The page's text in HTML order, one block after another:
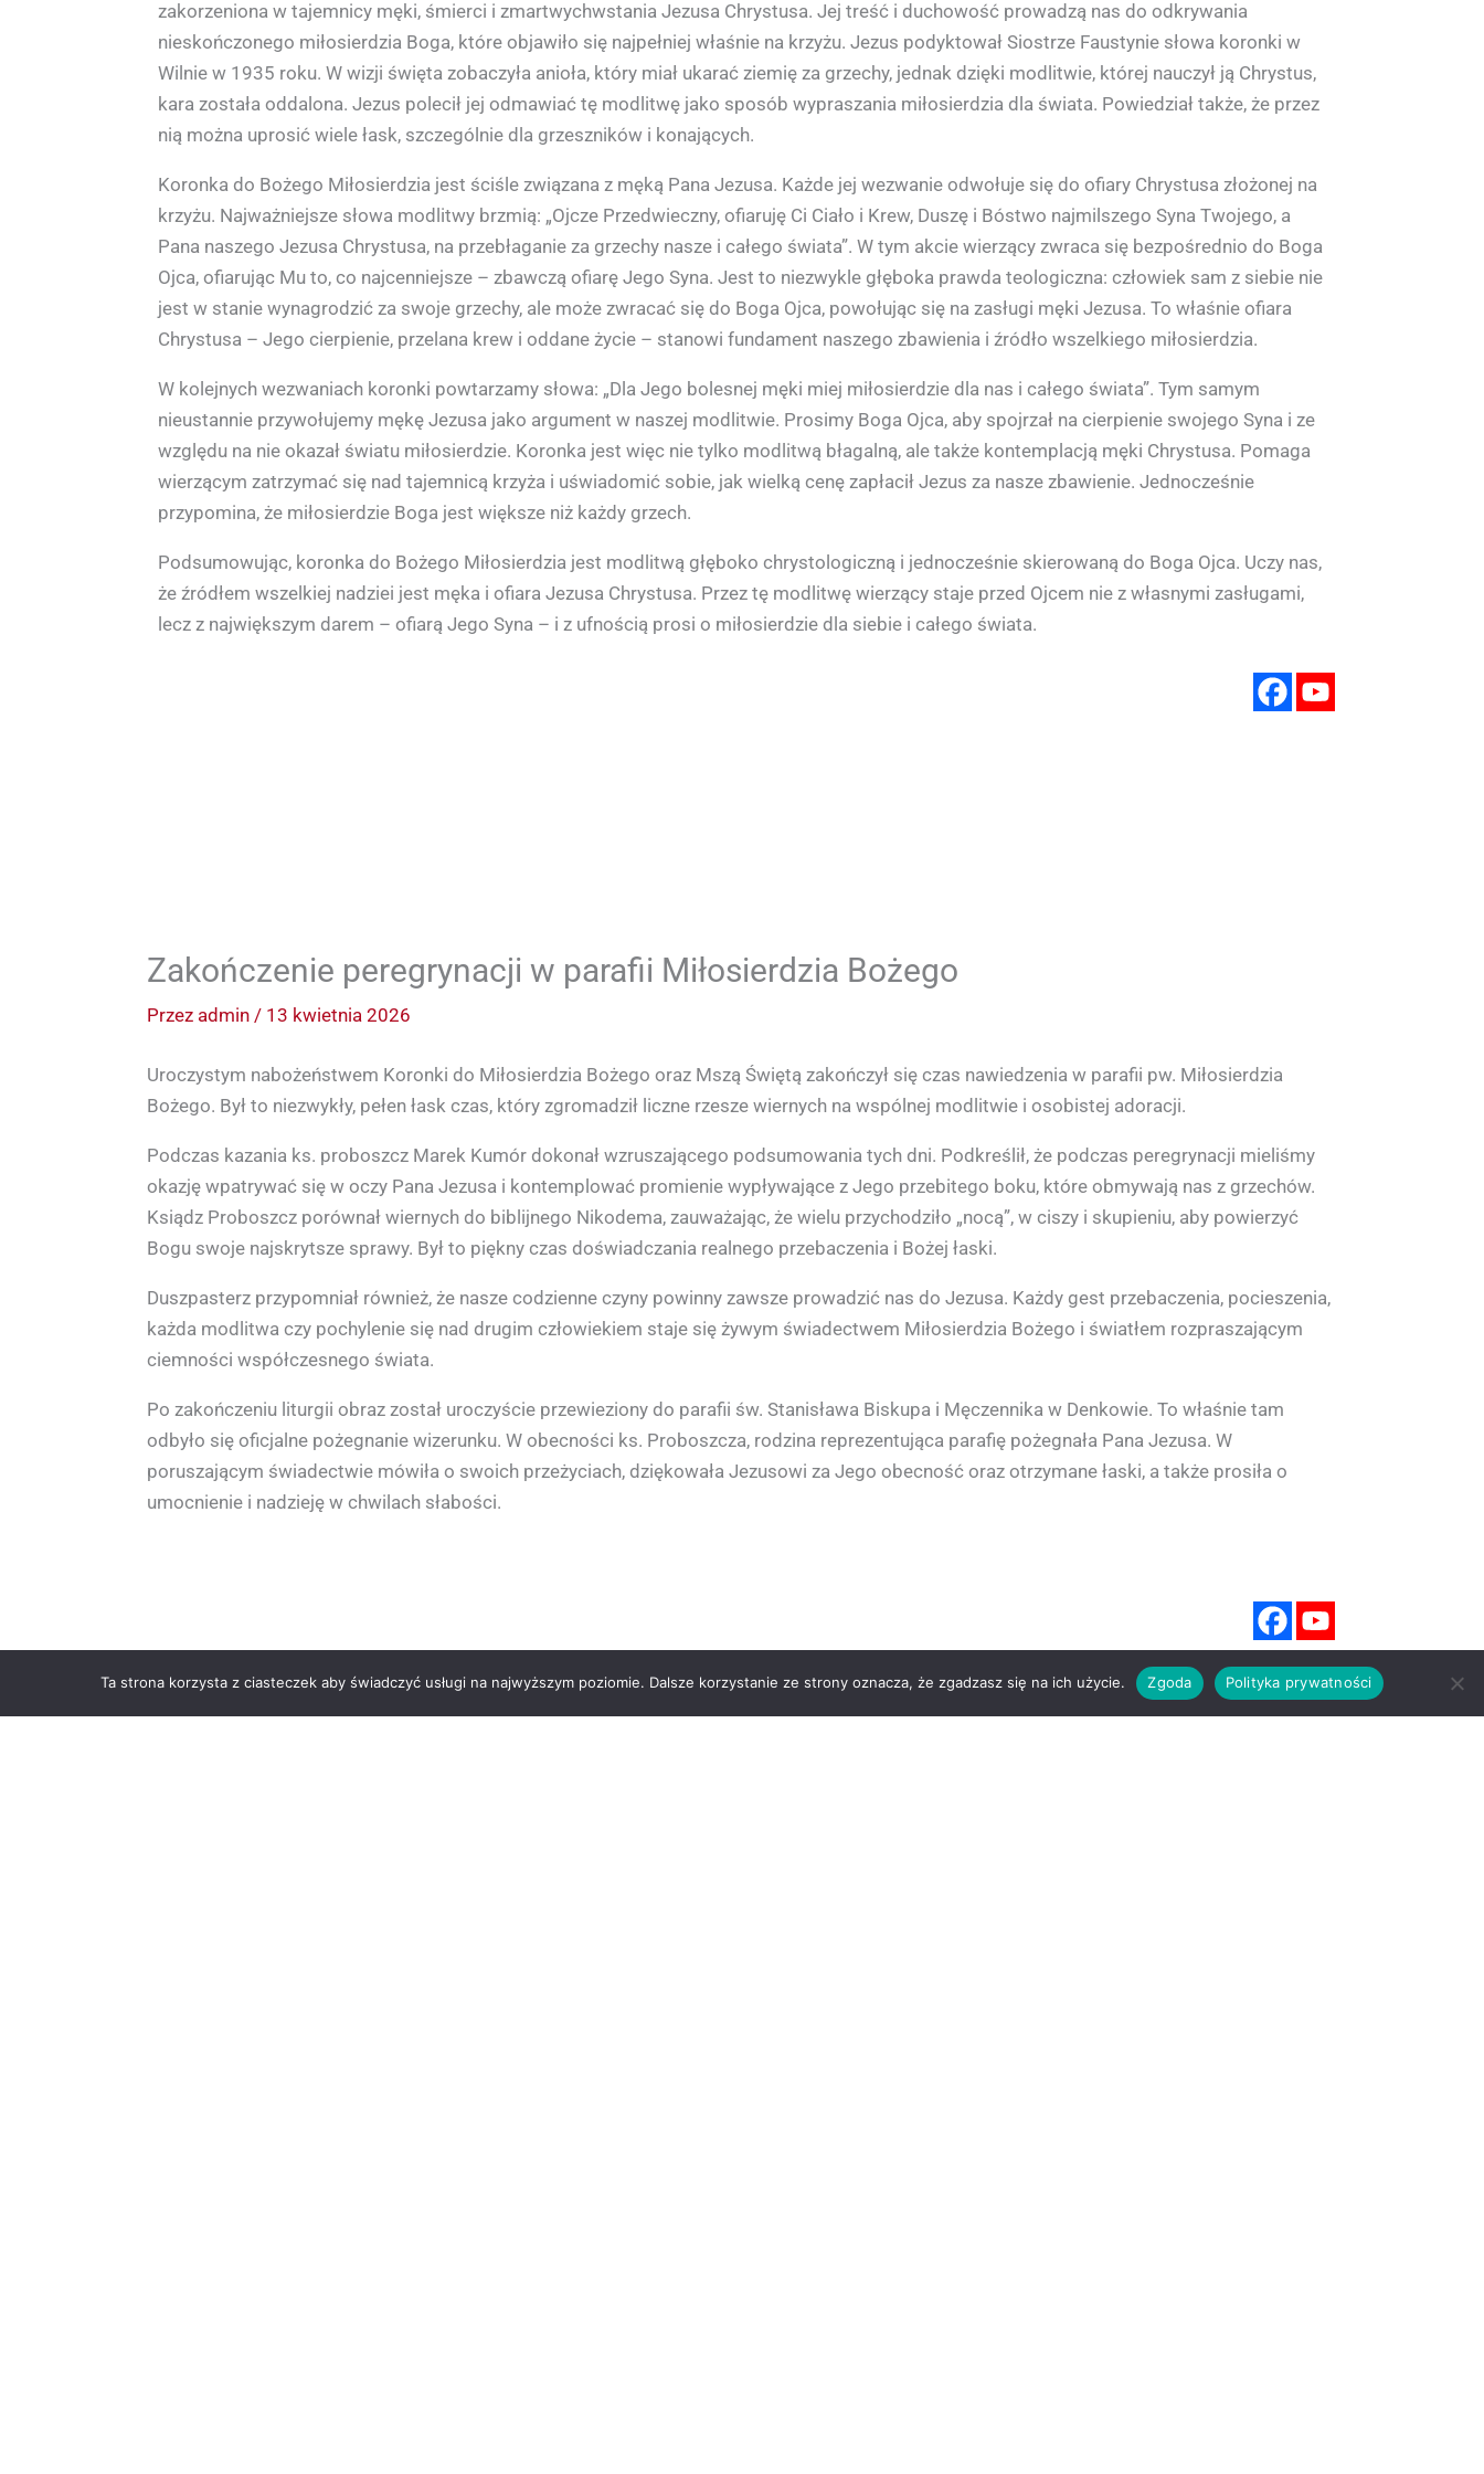
zakorzeniona w tajemnicy męki, śmierci i zmartwychwstania Jezusa Chrystusa. Jej treść i duchowość prowadzą nas do odkrywania
nieskończonego miłosierdzia Boga, które objawiło się najpełniej właśnie na krzyżu. Jezus podyktował Siostrze Faustynie słowa koronki w
Wilnie w 1935 roku. W wizji święta zobaczyła anioła, który miał ukarać ziemię za grzechy, jednak dzięki modlitwie, której nauczył ją Chrystus,
kara została oddalona. Jezus polecił jej odmawiać tę modlitwę jako sposób wypraszania miłosierdzia dla świata. Powiedział także, że przez
nią można uprosić wiele łask, szczególnie dla grzeszników i konających.
Koronka do Bożego Miłosierdzia jest ściśle związana z męką Pana Jezusa. Każde jej wezwanie odwołuje się do ofiary Chrystusa złożonej na
krzyżu. Najważniejsze słowa modlitwy brzmią: „Ojcze Przedwieczny, ofiaruję Ci Ciało i Krew, Duszę i Bóstwo najmilszego Syna Twojego, a
Pana naszego Jezusa Chrystusa, na przebłaganie za grzechy nasze i całego świata”. W tym akcie wierzący zwraca się bezpośrednio do Boga
Ojca, ofiarując Mu to, co najcenniejsze – zbawczą ofiarę Jego Syna. Jest to niezwykle głęboka prawda teologiczna: człowiek sam z siebie nie
jest w stanie wynagrodzić za swoje grzechy, ale może zwracać się do Boga Ojca, powołując się na zasługi męki Jezusa. To właśnie ofiara
Chrystusa – Jego cierpienie, przelana krew i oddane życie – stanowi fundament naszego zbawienia i źródło wszelkiego miłosierdzia.
W kolejnych wezwaniach koronki powtarzamy słowa: „Dla Jego bolesnej męki miej miłosierdzie dla nas i całego świata”. Tym samym
nieustannie przywołujemy mękę Jezusa jako argument w naszej modlitwie. Prosimy Boga Ojca, aby spojrzał na cierpienie swojego Syna i ze
względu na nie okazał światu miłosierdzie. Koronka jest więc nie tylko modlitwą błagalną, ale także kontemplacją męki Chrystusa. Pomaga
wierzącym zatrzymać się nad tajemnicą krzyża i uświadomić sobie, jak wielką cenę zapłacił Jezus za nasze zbawienie. Jednocześnie
przypomina, że miłosierdzie Boga jest większe niż każdy grzech.
Podsumowując, koronka do Bożego Miłosierdzia jest modlitwą głęboko chrystologiczną i jednocześnie skierowaną do Boga Ojca. Uczy nas,
że źródłem wszelkiej nadziei jest męka i ofiara Jezusa Chrystusa. Przez tę modlitwę wierzący staje przed Ojcem nie z własnymi zasługami,
lecz z największym darem – ofiarą Jego Syna – i z ufnością prosi o miłosierdzie dla siebie i całego świata.
Zakończenie peregrynacji w parafii Miłosierdzia Bożego
Przez admin/ 13 kwietnia 2026
Uroczystym nabożeństwem Koronki do Miłosierdzia Bożego oraz Mszą Świętą zakończył się czas nawiedzenia w parafii pw. Miłosierdzia
Bożego. Był to niezwykły, pełen łask czas, który zgromadził liczne rzesze wiernych na wspólnej modlitwie i osobistej adoracji.
Podczas kazania ks. proboszcz Marek Kumór dokonał wzruszającego podsumowania tych dni. Podkreślił, że podczas peregrynacji mieliśmy
okazję wpatrywać się w oczy Pana Jezusa i kontemplować promienie wypływające z Jego przebitego boku, które obmywają nas z grzechów.
Ksiądz Proboszcz porównał wiernych do biblijnego Nikodema, zauważając, że wielu przychodziło „nocą”, w ciszy i skupieniu, aby powierzyć
Bogu swoje najskrytsze sprawy. Był to piękny czas doświadczania realnego przebaczenia i Bożej łaski.
Duszpasterz przypomniał również, że nasze codzienne czyny powinny zawsze prowadzić nas do Jezusa. Każdy gest przebaczenia, pocieszenia,
każda modlitwa czy pochylenie się nad drugim człowiekiem staje się żywym świadectwem Miłosierdzia Bożego i światłem rozpraszającym
ciemności współczesnego świata.
Po zakończeniu liturgii obraz został uroczyście przewieziony do parafii św. Stanisława Biskupa i Męczennika w Denkowie. To właśnie tam
odbyło się oficjalne pożegnanie wizerunku. W obecności ks. Proboszcza, rodzina reprezentująca parafię pożegnała Pana Jezusa. W
poruszającym świadectwie mówiła o swoich przeżyciach, dziękowała Jezusowi za Jego obecność oraz otrzymane łaski, a także prosiła o
umocnienie i nadzieję w chwilach słabości.
Ta strona korzysta z ciasteczek aby świadczyć usługi na najwyższym poziomie. Dalsze korzystanie ze strony oznacza, że zgadzasz się na ich użycie. Zgoda Polityka prywatności